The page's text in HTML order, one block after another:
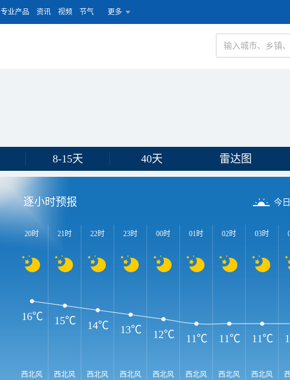
专业产品 资讯 视频 节气 更多
8-15天 40天 雷达图
逐小时预报 今
20时
西北风
21时
西北风
22时
西北风
23时
西北风
00时
西北风
01时
西北风
02时
西北风
03时
西北风
16℃ 15℃ 14℃ 13℃ 12℃ 11℃ 11℃ 11℃